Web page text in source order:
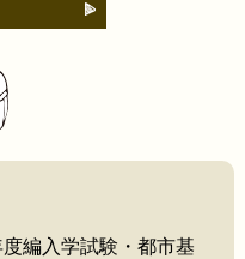
編入学試験・都市基